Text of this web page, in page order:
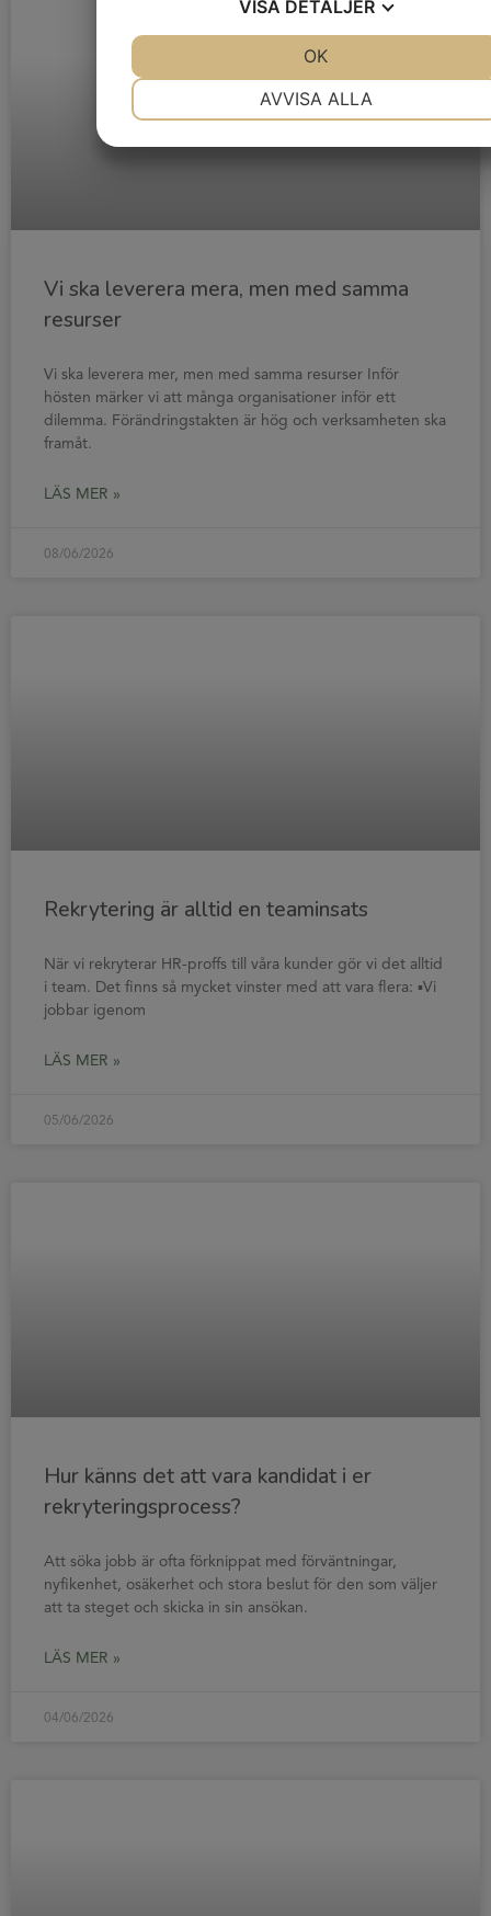
Vi ska leverera mera, men med samma
resurser
Vi ska leverera mer, men med samma resurser Inför
hösten märker vi att många organisationer inför ett
dilemma. Förändringstakten är hög och verksamheten ska
framåt.
LÄS MER »
08/06/2026
Rekrytering är alltid en teaminsats
När vi rekryterar HR-proffs till våra kunder gör vi det alltid
i team. Det finns så mycket vinster med att vara flera: ▪️Vi
jobbar igenom
LÄS MER »
05/06/2026
Hur känns det att vara kandidat i er
rekryteringsprocess?
Att söka jobb är ofta förknippat med förväntningar,
nyfikenhet, osäkerhet och stora beslut för den som väljer
att ta steget och skicka in sin ansökan.
LÄS MER »
04/06/2026
VISA DETALJER
AVVISA ALLA
OK